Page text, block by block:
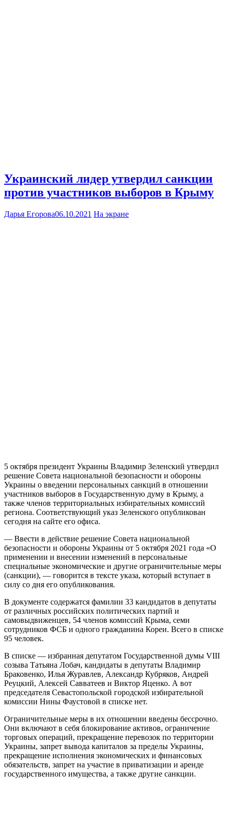
Украинский лидер утвердил санкции
против участников выборов в Крыму
Дарья Егорова06.10.2021 На экране
5 октября президент Украины Владимир Зеленский утвердил
решение Совета национальной безопасности и обороны
Украины о введении персональных санкций в отношении
участников выборов в Государственную думу в Крыму, а
также членов территориальных избирательных комиссий
региона. Соответствующий указ Зеленского опубликован
сегодня на сайте его офиса.
— Ввести в действие решение Совета национальной
безопасности и обороны Украины от 5 октября 2021 года «О
применении и внесении изменений в персональные
специальные экономические и другие ограничительные меры
(санкции), — говорится в тексте указа, который вступает в
силу со дня его опубликования.
В документе содержатся фамилии 33 кандидатов в депутаты
от различных российских политических партий и
самовыдвиженцев, 54 членов комиссий Крыма, семи
сотрудников ФСБ и одного гражданина Кореи. Всего в списке
95 человек.
В списке — избранная депутатом Государственной думы VIII
созыва Татьяна Лобач, кандидаты в депутаты Владимир
Браковенко, Илья Журавлев, Александр Кубряков, Андрей
Реуцкий, Алексей Савватеев и Виктор Яценко. А вот
председателя Севастопольской городской избирательной
комиссии Нины Фаустовой в списке нет.
Ограничительные меры в их отношении введены бессрочно.
Они включают в себя блокирование активов, ограничение
торговых операций, прекращение перевозок по территории
Украины, запрет вывода капиталов за пределы Украины,
прекращение исполнения экономических и финансовых
обязательств, запрет на участие в приватизации и аренде
государственного имущества, а также другие санкции.